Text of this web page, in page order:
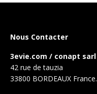
Nous Contacter
3evie.com / conapt sarl
42 rue de tauzia
33800 BORDEAUX France.